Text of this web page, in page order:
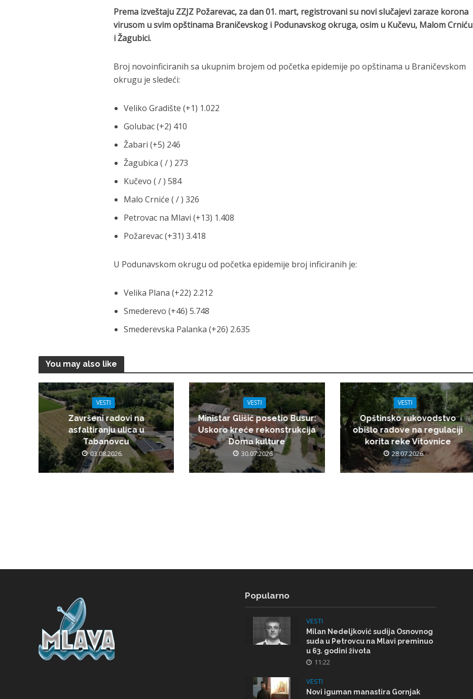
Prema izveštaju ZZJZ Požarevac, za dan 01. mart, registrovani su novi slučajevi zaraze korona
virusom u svim opštinama Braničevskog i Podunavskog okruga, osim u Kučevu, Malom Crniću
i Žagubici.
Broj novoinficiranih sa ukupnim brojem od početka epidemije po opštinama u Braničevskom
okrugu je sledeći:
Veliko Gradište (+1) 1.022
Golubac (+2) 410
Žabari (+5) 246
Žagubica ( / ) 273
Kučevo ( / ) 584
Malo Crniće ( / ) 326
Petrovac na Mlavi (+13) 1.408
Požarevac (+31) 3.418
U Podunavskom okrugu od početka epidemije broj inficiranih je:
Velika Plana (+22) 2.212
Smederevo (+46) 5.748
Smederevska Palanka (+26) 2.635
You may also like
VESTI
Završeni radovi na
asfaltiranju ulica u
Tabanovcu
03.08.2026.
VESTI
Ministar Glišić posetio Busur:
Uskoro kreće rekonstrukcija
Doma kulture
30.07.2026.
VESTI
Opštinsko rukovodstvo
obišlo radove na regulaciji
korita reke Vitovnice
28.07.2026.
Popularno
VESTI
Milan Nedeljković sudija Osnovnog
suda u Petrovcu na Mlavi preminuo
u 63. godini života
11:22
VESTI
Novi iguman manastira Gornjak